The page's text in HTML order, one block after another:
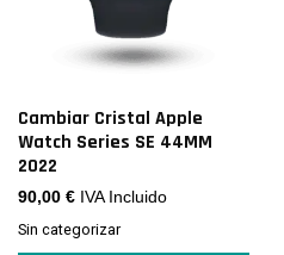
Cambiar Cristal Apple
Watch Series SE 44MM
2022
90,00 € IVA Incluido
Sin categorizar